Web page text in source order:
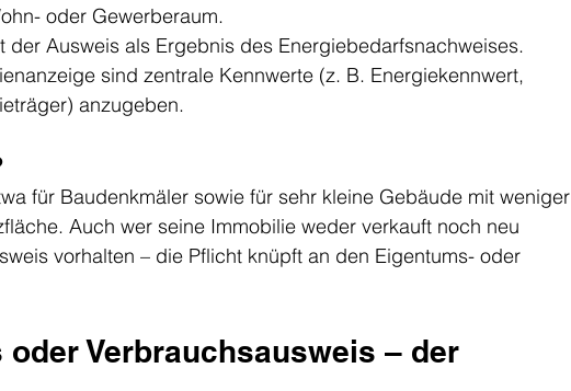
oder Gewerberaum.
der Ausweis als Ergebnis des Energiebedarfsnachweises.
sind zentrale Kennwerte (z. B. Energiekennwert,
anzugeben.
für Baudenkmäler sowie für sehr kleine Gebäude mit weniger
Auch wer seine Immobilie weder verkauft noch neu
vorhalten – die Pflicht knüpft an den Eigentums- oder
Verbrauchsausweis – der